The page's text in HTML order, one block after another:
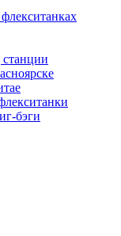
бэги